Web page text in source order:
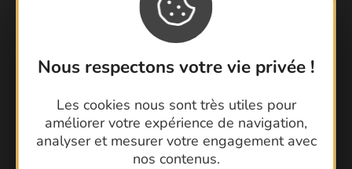
Nous respectons votre vie privée !
Les cookies nous sont très utiles pour
améliorer votre expérience de navigation,
analyser et mesurer votre engagement avec
nos contenus.
Brochures
Cartoguides et Topoguides
Latitude Gard